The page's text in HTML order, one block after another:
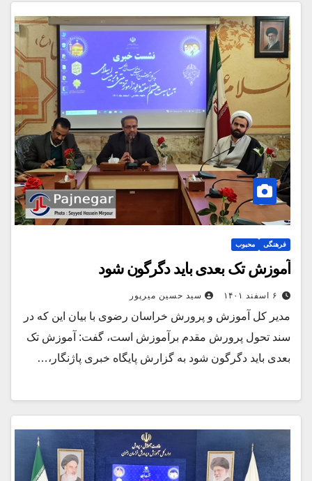
فرهنگی محبوب
آموزش تک بعدی باید دگرگون شود
۶ اسفند ۱۴۰۱ سید حسین میرپور
مدیر کل آموزش و پرورش خراسان رضوی با بیان این که در
سند تحول پرورش مقدم برآموزش است، گفت: آموزش تک
بعدی باید دگرگون شود به گزارش پایگاه خبری پاژنگار،…